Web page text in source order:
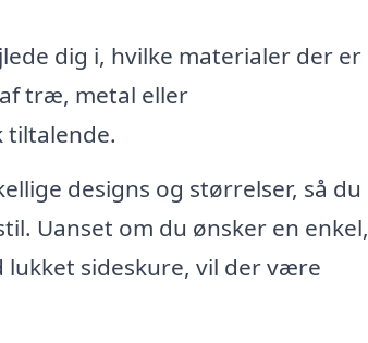
dig i, hvilke materialer der er
træ, metal eller
tiltalende.
designs og størrelser, så du
Uanset om du ønsker en enkel,
sideskure, vil der være